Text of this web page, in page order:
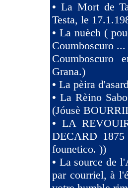
• La Mort de
Testa, le
• La nuèch (
Coumboscuro
Grana.)
• La pèira
• La Rèino
(Jóusè
• LA
DECARD
founetico. ))
• La source de
par courriel, à